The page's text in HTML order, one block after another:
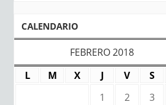
CALENDARIO
FEBRERO 2018
L
M X J V S
1
2 3